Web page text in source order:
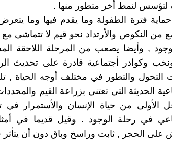
لتؤسس لنمط أخر متطور منها .
فترة الطفولة وما يقدم فيها وما
من النكوص والأرتداد نحو قيم لا تتماشى
, وأيضا يصعب من المرحلة اللاحقة
وكوادر أجتماعية قادرة على تحديث
التحول والتطور في مختلف أوجه الحياة ,
الحديثة التي تعتني بزراعة القيم
الأولى من حياة الإنسان والأستمرار في
في رحلة الوجود . وقيل قديما في
على الحجر , ثابت وراسخ وباق دون أن يتأثر